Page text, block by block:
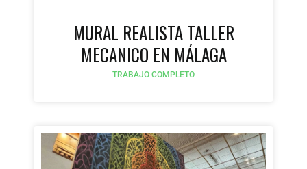
MURAL REALISTA TALLER
MECANICO EN MÁLAGA
TRABAJO COMPLETO